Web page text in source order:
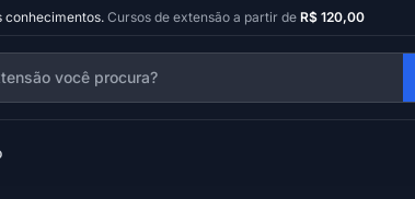
conhecimentos. Cursos de extensão a partir de R$ 120,00